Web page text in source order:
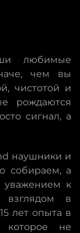
любимые
чем вы
чистотой и
рождаются
сигнал, а
наушники и
собираем, а
уважением к
в
лет опыта в
которое не